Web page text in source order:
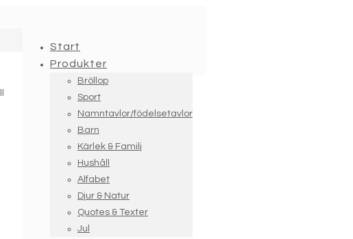
Start
Produkter
Bröllop
Sport
Namntavlor/födelsetavlor
Barn
Kärlek & Familj
Hushåll
Alfabet
Djur & Natur
Quotes & Texter
Jul